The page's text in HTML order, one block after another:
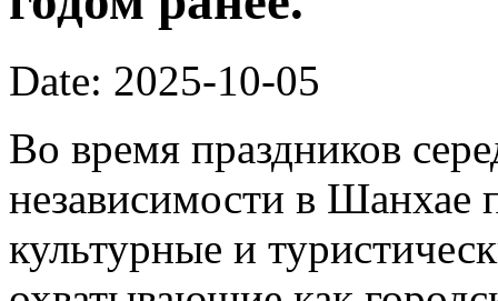
Date: 2025-10-05
Во время праздников
независимости в Шанхае
культурные и